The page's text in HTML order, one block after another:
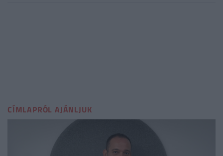
CÍMLAPRÓL AJÁNLJUK